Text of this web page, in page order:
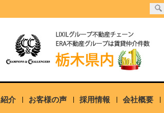
介 お客様の声 採用情報 会社概要